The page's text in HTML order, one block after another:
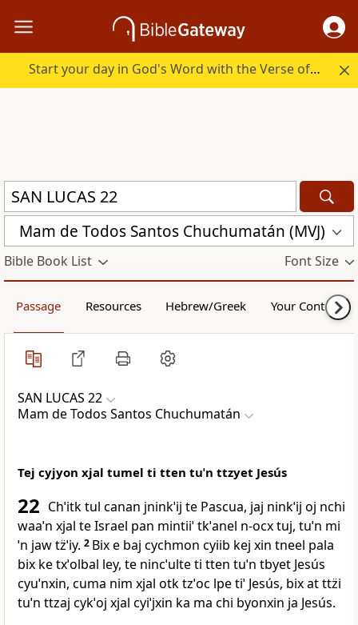
Start your day in God's Word with the Verse of the Day.
Mam de Todos Santos Chuchumatán (MVJ)
Bible Book List Font Size
Passage Resources Hebrew/Greek Your Content
SAN LUCAS 22
Mam de Todos Santos Chuchumatán
Tej cyjyon xjal tumel ti tten tuˈn ttzyet Jesús
22 Chˈitk tul canan jninkˈij te Pascua, jaj ninkˈij oj nchi
waaˈn xjal te Israel pan mintiiˈ tkˈanel n‑ocx tuj, tuˈn mi
ˈn jaw tz̈ˈiy. 2 Bix e baj cychmon cyiib kej xin tneel pala
bix ke txˈolbal ley, te nincˈulte ti tten tuˈn tbyet Jesús
cyuˈnxin, cuma nim xjal otk tzˈoc lpe tiˈ Jesús, bix at ttz̈i
tuˈn ttzaj cykˈoj xjal cyiˈjxin ka ma chi byonxin ja Jesús.